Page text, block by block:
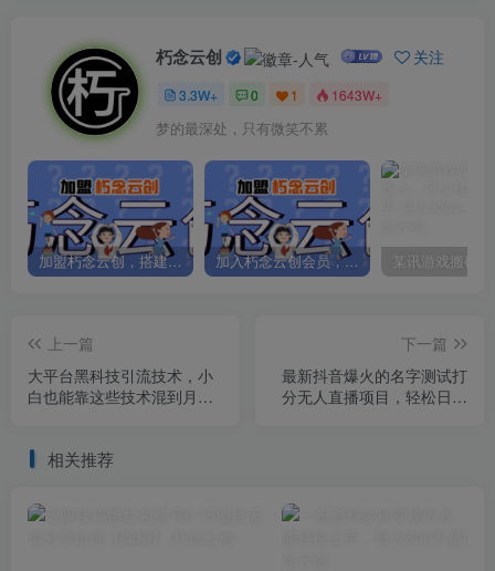
朽念云创 关注
3.3W+ 0 1 1643W+
梦的最深处，只有微笑不累
加盟朽念云创，搭建同款项目资源站，实现日入2000+ 加入朽念云创会员，全站资源免费学习。
上一篇
大平台黑科技引流技术，小
白也能靠这些技术混到月入
下一篇
最新抖音爆火的名字测试打
分无人直播项目，轻松日赚
相关推荐